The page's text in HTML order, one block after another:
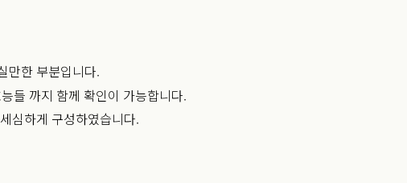
만한 부분입니다.
들 까지 함께 확인이 가능합니다.
심하게 구성하였습니다.